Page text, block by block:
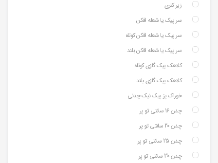
زیر کتری
سر پیک یا شعله افکن
سر پیک یا شعله افکن کوتاه
سر پیک یا شعله افکن بلند
کلاهک پیک گازی کوتاه
کلاهک پیک گازی بلند
خوراک پز پیک نیک چدنی
چدن 16 سانتی تو پر
چدن 20 سانتی تو پر
چدن 25 سانتی تو پر
چدن 30 سانتی تو پر